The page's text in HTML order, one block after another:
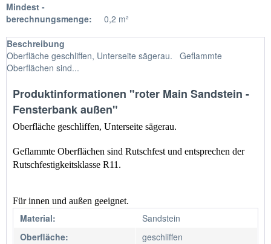
Mindest -
berechnungsmenge:
0,2 m²
Beschreibung
Oberfläche geschliffen, Unterseite sägerau. Geflammte
Oberflächen sind...
Produktinformationen "roter Main Sandstein -
Fensterbank außen"
Oberfläche geschliffen, Unterseite sägerau.
Geflammte Oberflächen sind Rutschfest und entsprechen der
Rutschfestigkeitsklasse R11.
Für innen und außen geeignet.
Material:
Sandstein
Oberfläche:
geschliffen